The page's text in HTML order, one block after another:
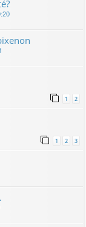
1 2
1 2 3